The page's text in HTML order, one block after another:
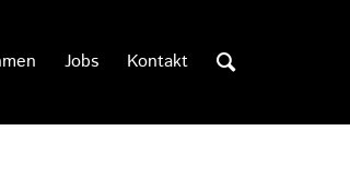
Jobs Kontakt